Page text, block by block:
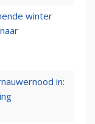
winter
in: